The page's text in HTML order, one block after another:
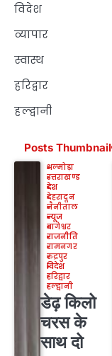
विदेश
व्यापार
स्वास्थ
हरिद्वार
हल्द्वानी
Posts Thumbnail
अल्मोड़ा
उत्तराखण्ड
देश
देहरादून
नैनीताल
न्यूज
बागेश्वर
राजनीति
रामनगर
रुद्रपुर
विदेश
हरिद्वार
हल्द्वानी
डेढ़ किलो
चरस के
साथ दो